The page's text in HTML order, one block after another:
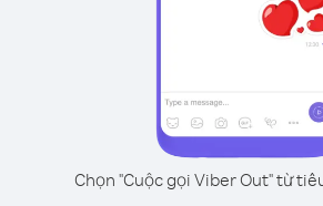
Chọn "Cuộc gọi Viber Out" từ